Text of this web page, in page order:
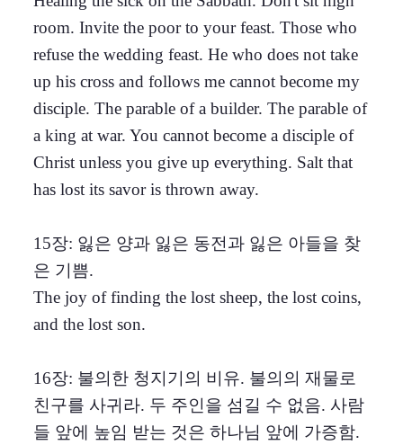
room. Invite the poor to your feast. Those who
refuse the wedding feast. He who does not take
up his cross and follows me cannot become my
disciple. The parable of a builder. The parable of
a king at war. You cannot become a disciple of
Christ unless you give up everything. Salt that
has lost its savor is thrown away.
15장: 잃은 양과 잃은 동전과 잃은 아들을 찾
은 기쁨.
The joy of finding the lost sheep, the lost coins,
and the lost son.
16장: 불의한 청지기의 비유. 불의의 재물로
친구를 사귀라. 두 주인을 섬길 수 없음. 사람
들 앞에 높임 받는 것은 하나님 앞에 가증함.